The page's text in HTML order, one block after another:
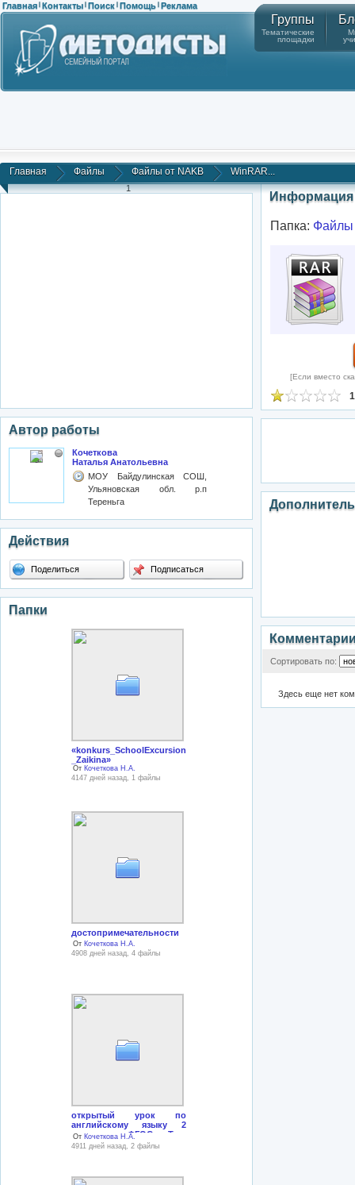
Главная | Контакты | Поиск | Помощь | Реклама
Группы
Тематические
площадки
Главная Файлы Файлы от NAKB WinRAR...
1
Автор работы
Кочеткова
Наталья Анатольевна
МОУ Байдулинская СОШ,
Ульяновская обл. р.п
Тереньга
Действия
Поделиться Подписаться
Папки
«konkurs_SchoolExcursion
_Zaikina»
От Кочеткова Н.А.
4147 дней назад, 1 файлы
достопримечательности
От Кочеткова Н.А.
4908 дней назад, 4 файлы
открытый урок по
английскому языку 2
класс по ФГОСу Тер-
минасовой
От Кочеткова Н.А.
4911 дней назад, 2 файлы
Информация
Папка: Файлы
[Если вместо
Сортировать по:
Здесь еще нет